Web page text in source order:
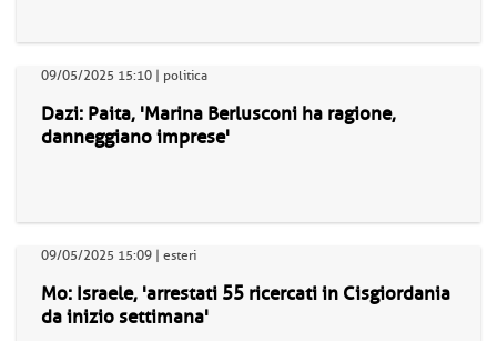
09/05/2025 15:10 | politica
Dazi: Paita, 'Marina Berlusconi ha ragione,
danneggiano imprese'
09/05/2025 15:09 | esteri
Mo: Israele, 'arrestati 55 ricercati in Cisgiordania
da inizio settimana'